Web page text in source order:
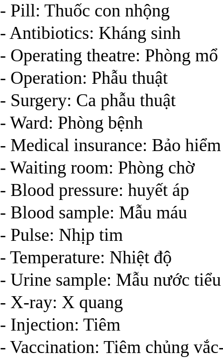
- Pill: Thuốc con nhộng
- Antibiotics: Kháng sinh
- Operating theatre: Phòng mổ
- Operation: Phẫu thuật
- Surgery: Ca phẫu thuật
- Ward: Phòng bệnh
- Medical insurance: Bảo
- Waiting room: Phòng chờ
- Blood pressure: huyết áp
- Blood sample: Mẫu máu
- Pulse: Nhịp tim
- Temperature: Nhiệt độ
- Urine sample: Mẫu nước tiểu
- X-ray: X quang
- Injection: Tiêm
- Vaccination: Tiêm chủng